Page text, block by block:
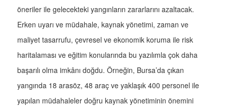
öneriler ile gelecekteki yangınların zararlarını azaltacak.
Erken uyarı ve müdahale, kaynak yönetimi, zaman ve
maliyet tasarrufu, çevresel ve ekonomik koruma ile risk
haritalaması ve eğitim konularında bu yazılımla çok daha
başarılı olma imkânı doğdu. Örneğin, Bursa’da çıkan
yangında 18 arasöz, 48 araç ve yaklaşık 400 personel ile
yapılan müdahaleler doğru kaynak yönetiminin önemini